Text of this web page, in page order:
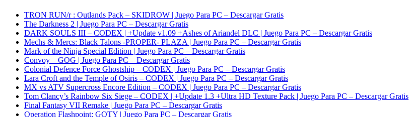
TRON RUN/r : Outlands Pack – SKIDROW | Juego Para PC – Descargar Gratis
The Darkness 2 | Juego Para PC – Descargar Gratis
DARK SOULS III – CODEX | +Update v1.09 +Ashes of Ariandel DLC | Juego Para PC – Descargar Gratis
Mechs & Mercs: Black Talons -PROPER- PLAZA | Juego Para PC – Descargar Gratis
Mark of the Ninja Special Edition | Juego Para PC – Descargar Gratis
Convoy – GOG | Juego Para PC – Descargar Gratis
Colonial Defence Force Ghostship – CODEX | Juego Para PC – Descargar Gratis
Lara Croft and the Temple of Osiris – CODEX | Juego Para PC – Descargar Gratis
MX vs ATV Supercross Encore Edition – CODEX | Juego Para PC – Descargar Gratis
Tom Clancy’s Rainbow Six Siege – CODEX | +Update 1.3 +Ultra HD Texture Pack | Juego Para PC – Descargar Gratis
Final Fantasy VII Remake | Juego Para PC – Descargar Gratis
Operation Flashpoint: GOTY | Juego Para PC – Descargar Gratis